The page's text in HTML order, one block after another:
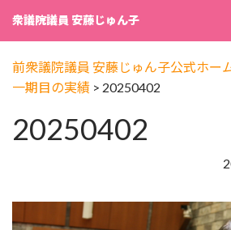
衆議院議員 安藤じゅん子
前衆議院議員 安藤じゅん子公式ホー
一期目の実績 > 20250402
20250402